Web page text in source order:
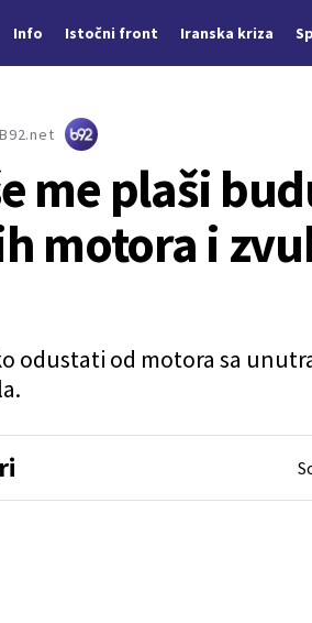
Info Istočni front Iranska kriza
me plaši
motora i
odustati od motora sa
B92.net